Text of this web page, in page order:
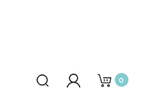
0